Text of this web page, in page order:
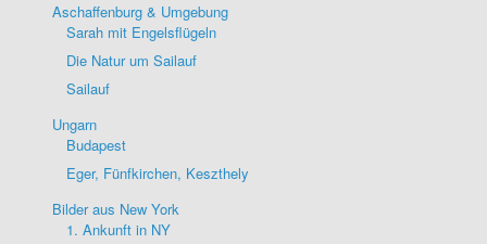
Aschaffenburg & Umgebung
Sarah mit Engelsflügeln
Die Natur um Sailauf
Sailauf
Ungarn
Budapest
Eger, Fünfkirchen, Keszthely
Bilder aus New York
1. Ankunft in NY